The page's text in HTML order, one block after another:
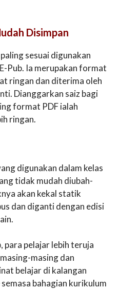
Disimpan
sesuai digunakan
Pub. Ia merupakan format
ringan dan diterima oleh
Dianggarkan saiz bagi
format PDF ialah
ringan.
digunakan dalam kelas
tidak mudah diubah-
akan kekal statik
dan diganti dengan edisi
para pelajar lebih teruja
masing dan
belajar di kalangan
bahagian kurikulum